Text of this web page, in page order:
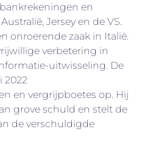
en
Jersey en de VS.
onroerende zaak in Italië.
verbetering in
uitwisseling. De
2022
en vergrijpboetes op. Hij
grove schuld en stelt de
de verschuldigde